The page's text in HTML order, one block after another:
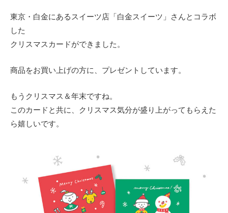
東京・白金にあるスイーツ店「白金スイーツ」さんとコラボ
した
クリスマスカードができました。
商品をお買い上げの方に、プレゼントしています。
もうクリスマス＆年末ですね。
このカードと共に、クリスマス気分が盛り上がってもらえた
ら嬉しいです。